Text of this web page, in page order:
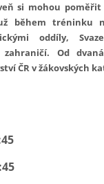
si mohou
během tréninku
oddíly,
Od
ČR v žákovských